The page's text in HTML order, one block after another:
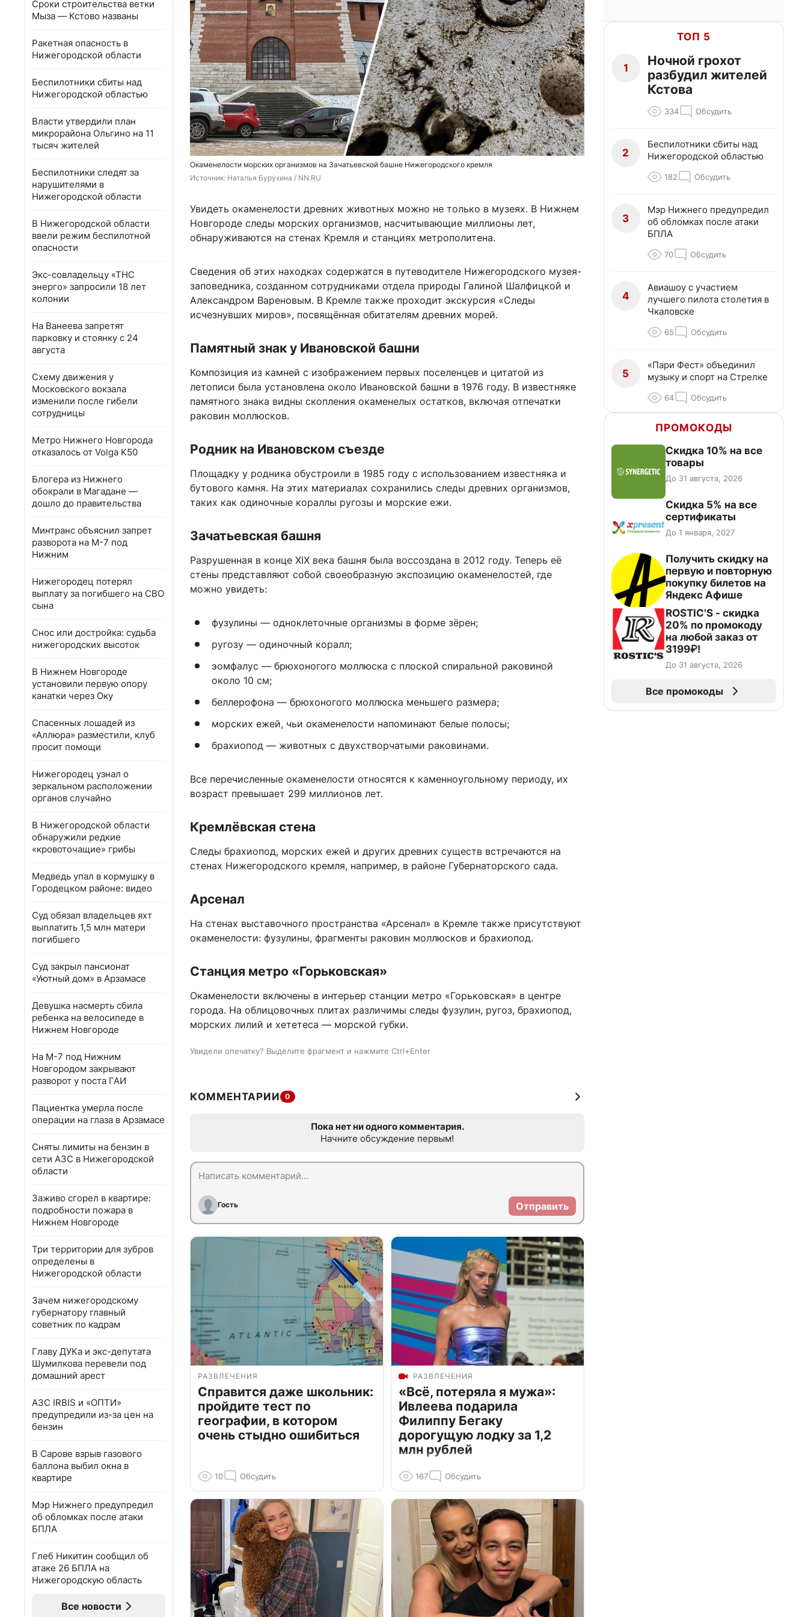
Сроки строительства ветки
Мыза — Кстово названы
Ракетная опасность в
Нижегородской области
Беспилотники сбиты над
Нижегородской областью
Власти утвердили план
микрорайона Ольгино на 11
тысяч жителей
Беспилотники следят за
нарушителями в
Нижегородской области
В Нижегородской области
ввели режим беспилотной
опасности
Экс-совладельцу «ТНС
энерго» запросили 18 лет
колонии
На Ванеева запретят
парковку и стоянку с 24
августа
Схему движения у
Московского вокзала
изменили после гибели
сотрудницы
Метро Нижнего Новгорода
отказалось от Volga K50
Блогера из Нижнего
обокрали в Магадане —
дошло до правительства
Минтранс объяснил запрет
разворота на М-7 под
Нижним
Нижегородец потерял
выплату за погибшего на СВО
сына
Снос или достройка: судьба
нижегородских высоток
В Нижнем Новгороде
установили первую опору
канатки через Оку
Спасенных лошадей из
«Аллюра» разместили, клуб
просит помощи
Нижегородец узнал о
зеркальном расположении
органов случайно
В Нижегородской области
обнаружили редкие
«кровоточащие» грибы
Медведь упал в кормушку в
Городецком районе: видео
Суд обязал владельцев яхт
выплатить 1,5 млн матери
погибшего
Суд закрыл пансионат
«Уютный дом» в Арзамасе
Девушка насмерть сбила
ребенка на велосипеде в
Нижнем Новгороде
На М-7 под Нижним
Новгородом закрывают
разворот у поста ГАИ
Пациентка умерла после
операции на глаза в Арзамасе
Сняты лимиты на бензин в
сети АЗС в Нижегородской
области
Заживо сгорел в квартире:
подробности пожара в
Нижнем Новгороде
Три территории для зубров
определены в
Нижегородской области
Зачем нижегородскому
губернатору главный
советник по кадрам
Главу ДУКа и экс-депутата
Шумилкова перевели под
домашний арест
АЗС IRBIS и «ОПТИ»
предупредили из-за цен на
бензин
В Сарове взрыв газового
баллона выбил окна в
квартире
Мэр Нижнего предупредил
об обломках после атаки
БПЛА
Глеб Никитин сообщил об
атаке 26 БПЛА на
Нижегородскую область
Все новости
Окаменелости морских организмов на Зачатьевской башне Нижегородского кремля
Источник: Наталья Бурухина / NN.RU
Увидеть окаменелости древних животных можно не только в музеях. В Нижнем
Новгороде следы морских организмов, насчитывающие миллионы лет,
обнаруживаются на стенах Кремля и станциях метрополитена.
Сведения об этих находках содержатся в путеводителе Нижегородского музея-
заповедника, созданном сотрудниками отдела природы Галиной Шалфицкой и
Александром Вареновым. В Кремле также проходит экскурсия «Следы
исчезнувших миров», посвящённая обитателям древних морей.
Памятный знак у Ивановской башни
Композиция из камней с изображением первых поселенцев и цитатой из
летописи была установлена около Ивановской башни в 1976 году. В известняке
памятного знака видны скопления окаменелых остатков, включая отпечатки
раковин моллюсков.
Родник на Ивановском съезде
Площадку у родника обустроили в 1985 году с использованием известняка и
бутового камня. На этих материалах сохранились следы древних организмов,
таких как одиночные кораллы ругозы и морские ежи.
Зачатьевская башня
Разрушенная в конце XIX века башня была воссоздана в 2012 году. Теперь её
стены представляют собой своеобразную экспозицию окаменелостей, где
можно увидеть:
фузулины — одноклеточные организмы в форме зёрен;
ругозу — одиночный коралл;
эомфалус — брюхоногого моллюска с плоской спиральной раковиной
около 10 см;
беллерофона — брюхоногого моллюска меньшего размера;
морских ежей, чьи окаменелости напоминают белые полосы;
брахиопод — животных с двухстворчатыми раковинами.
Все перечисленные окаменелости относятся к каменноугольному периоду, их
возраст превышает 299 миллионов лет.
Кремлёвская стена
Следы брахиопод, морских ежей и других древних существ встречаются на
стенах Нижегородского кремля, например, в районе Губернаторского сада.
Арсенал
На стенах выставочного пространства «Арсенал» в Кремле также присутствуют
окаменелости: фузулины, фрагменты раковин моллюсков и брахиопод.
Станция метро «Горьковская»
Окаменелости включены в интерьер станции метро «Горьковская» в центре
города. На облицовочных плитах различимы следы фузулин, ругоз, брахиопод,
морских лилий и хететеса — морской губки.
Увидели опечатку? Выделите фрагмент и нажмите Ctrl+Enter
КОММЕНТАРИИ 0
Пока нет ни одного комментария.
Начните обсуждение первым!
Гость Отправить
РАЗВЛЕЧЕНИЯ
Справится даже школьник:
пройдите тест по
географии, в котором
очень стыдно ошибиться
10 Обсудить
РАЗВЛЕЧЕНИЯ
«Всё, потеряла я мужа»:
Ивлеева подарила
Филиппу Бегаку
дорогущую лодку за 1,2
млн рублей
167 Обсудить
ТОП 5
1
Ночной грохот
разбудил жителей
Кстова
334 Обсудить
2
Беспилотники сбиты над
Нижегородской областью
182 Обсудить
3
Мэр Нижнего предупредил
об обломках после атаки
БПЛА
70 Обсудить
4
Авиашоу с участием
лучшего пилота столетия в
Чкаловске
65 Обсудить
5
«Пари Фест» объединил
музыку и спорт на Стрелке
64 Обсудить
ПРОМОКОДЫ
Скидка 10% на все
товары
До 31 августа, 2026
Скидка 5% на все
сертификаты
До 1 января, 2027
Получить скидку на
первую и повторную
покупку билетов на
Яндекс Афише
ROSTIC'S - скидка
20% по промокоду
на любой заказ от
3199₽!
До 31 августа, 2026
Все промокоды